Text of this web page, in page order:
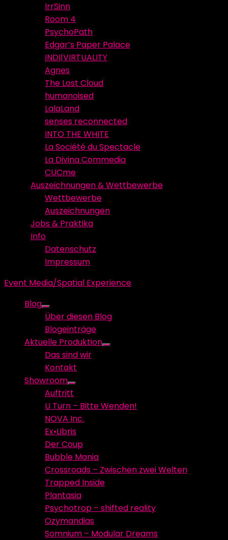
IrrSinn
Room 4
PsychoPath
Edgar’s Paper Palace
INDI|VIRTUALITY
Agnes
The Lost Cloud
humanoised
LalaLand
senses reconnected
INTO THE WHITE
La Société du Spectacle
La Divina Commedia
CUCme
Auszeichnungen & Wettbewerbe
Wettbewerbe
Auszeichnungen
Jobs & Praktika
Info
Datenschutz
Impressum
Event Media/Spatial Experience
Blog
Show
sub
menu
Über diesen Blog
Blogeinträge
Aktuelle Produktion
Show
Das sind wir
Kontakt
Showroom
Show
sub
menu
Auftritt
U Turn – Bitte Wenden!
NOVA Inc.
Ex•Libris
Der Coup
Bubble Mania
Crossroads – Zwischen zwei Welten
Trapped Inside
Plantasia
Psychotrop – shifted reality
Ozymandias
Somnium – Modular Dreams